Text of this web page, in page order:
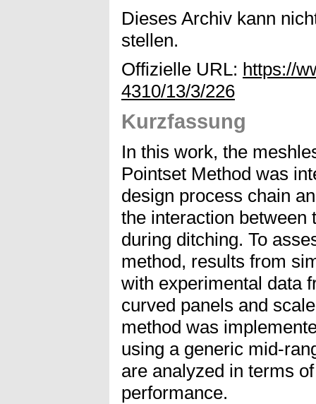
Dieses Archiv kann
stellen.
Offizielle URL: https://
4310/13/3/226
Kurzfassung
In this work, the
Pointset Method was
design process chain
the interaction between
during ditching. To
method, results from
with experimental data
curved panels and
method was
using a generic mid-
are analyzed in terms
performance.